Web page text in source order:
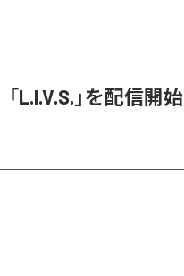
「L.I.V.S.」を配信開始